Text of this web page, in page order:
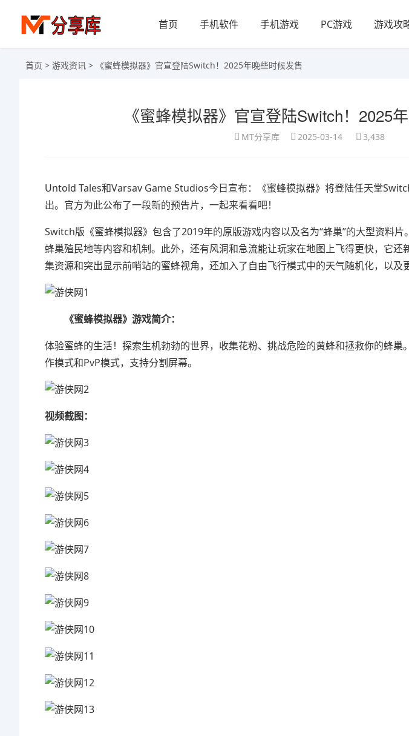
首页 手机软件 手机游戏 PC游戏 游戏攻
首页 > 游戏资讯 > 《蜜蜂模拟器》官宣登陆Switch！2025年晚些时候发售
《蜜蜂模拟器》官宣登陆Switch！2025
MT分享库 2025-03-14 3,438
Untold Tales和Varsav Game Studios今日宣布：《蜜蜂模拟器》将登陆任天堂
出。官方为此公布了一段新的预告片，一起来看看吧！
Switch版《蜜蜂模拟器》包含了2019年的原版游戏内容以及名为“蜂巢”的大型资料片
蜂巢殖民地等内容和机制。此外，还有风洞和急流能让玩家在地图上飞得更快，它
集资源和突出显示前哨站的蜜蜂视角，还加入了自由飞行模式中的天气随机化，以及
《蜜蜂模拟器》游戏简介：
体验蜜蜂的生活！探索生机勃勃的世界，收集花粉、挑战危险的黄蜂和拯救你的蜂
作模式和PvP模式，支持分割屏幕。
视频截图：